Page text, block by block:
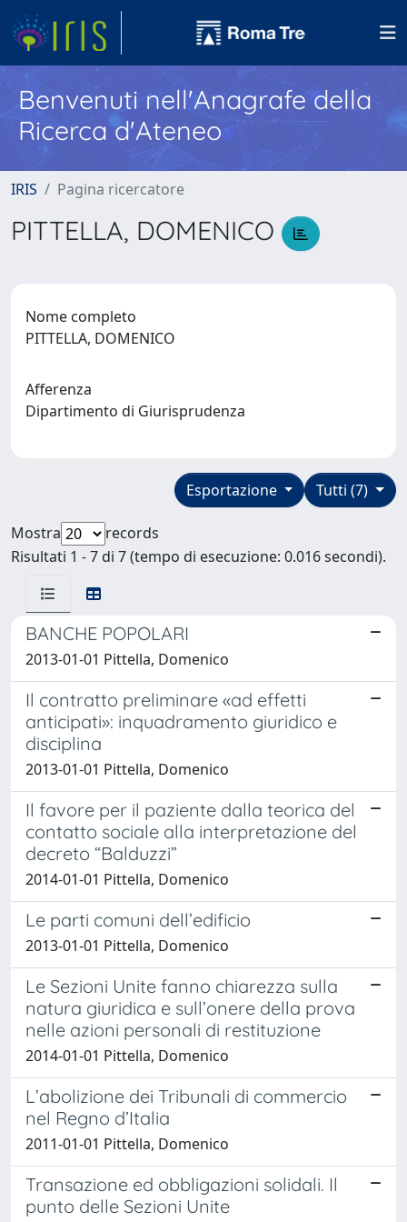
Benvenuti nell'Anagrafe della
Ricerca d'Ateneo
IRIS Pagina ricercatore
PITTELLA, DOMENICO
Nome completo
PITTELLA, DOMENICO
Afferenza
Dipartimento di Giurisprudenza
Tutti (7)
Esportazione
Mostra
records
Risultati 1 - 7 di 7 (tempo di esecuzione: 0.016 secondi).
BANCHE POPOLARI
2013-01-01 Pittella, Domenico
Il contratto preliminare «ad effetti
anticipati»: inquadramento giuridico e
disciplina
2013-01-01 Pittella, Domenico
Il favore per il paziente dalla teorica del
contatto sociale alla interpretazione del
decreto “Balduzzi”
2014-01-01 Pittella, Domenico
Le parti comuni dell’edificio
2013-01-01 Pittella, Domenico
Le Sezioni Unite fanno chiarezza sulla
natura giuridica e sull’onere della prova
nelle azioni personali di restituzione
2014-01-01 Pittella, Domenico
L’abolizione dei Tribunali di commercio
nel Regno d’Italia
2011-01-01 Pittella, Domenico
Transazione ed obbligazioni solidali. Il
punto delle Sezioni Unite